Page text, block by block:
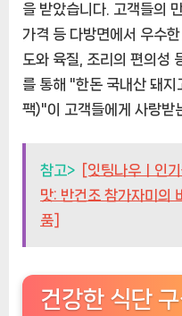
을 받았습니다. 고객들의
가격 등 다방면에서 우수
도와 육질, 조리의 편의성
를 통해 "한돈 국내산 돼
팩)"이 고객들에게 사랑받
참고> [잇팅나우ㅣ인
맛: 반건조 참가자미
품]
건강한 식단